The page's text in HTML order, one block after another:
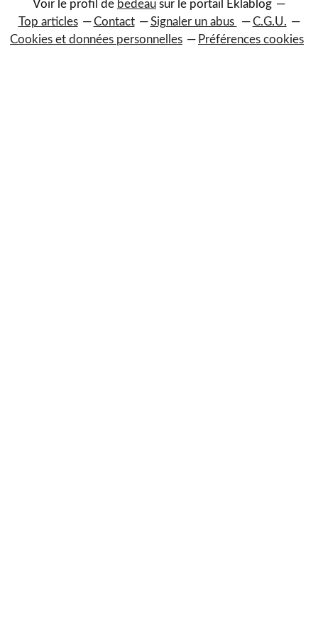
Voir le profil de bedeau sur le portail Eklablog
Top articles
Contact Signaler un abus
C.G.U.
Cookies et données personnelles
Préférences cookies